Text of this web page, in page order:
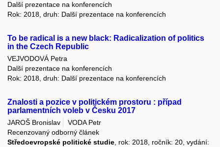
Další prezentace na konferencích
Rok: 2018, druh: Další prezentace na konferencích
To be radical is a new black: Radicalization of politics
in the Czech Republic
VEJVODOVÁ Petra
Další prezentace na konferencích
Rok: 2018, druh: Další prezentace na konferencích
Znalosti a pozice v politickém prostoru : případ
parlamentních voleb v Česku 2017
JAROŠ Bronislav
VODA Petr
Recenzovaný odborný článek
Středoevropské politické studie, rok: 2018, ročník: 20, vydání: